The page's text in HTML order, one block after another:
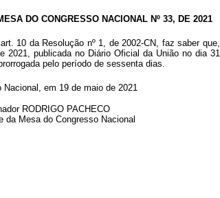
DO CONGRESSO NACIONAL Nº 33, DE 2021
10 da Resolução nº 1, de 2002-CN, faz saber
2021, publicada no Diário Oficial da União no dia
pelo período de sessenta dias.
Nacional, em 19 de maio de 2021
RODRIGO PACHECO
da Mesa do Congresso Nacional